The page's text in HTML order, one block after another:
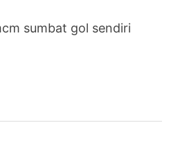
sumbat gol sendiri